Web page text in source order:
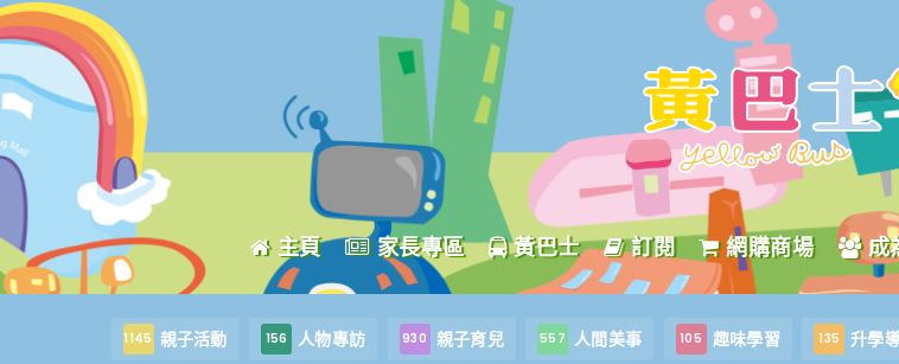
主頁 家長專區 黃巴士 訂閱 網購商場 成
1145 親子活動 156 人物專訪 930 親子育兒 557 人間美事 105 趣味學習 135 升學